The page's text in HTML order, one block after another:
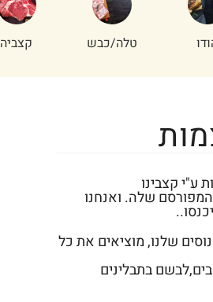
טלה/כבש קצביה
ע"י קצבינו
שלה. ואנחנו
שלנו, מוציאים את כל
בתבלינים